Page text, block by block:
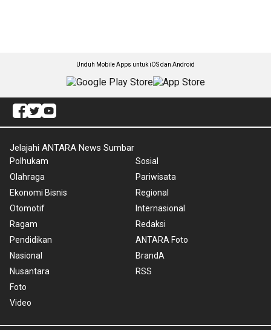
Unduh Mobile Apps untuk iOS dan Android
Jelajahi ANTARA News Sumbar
Polhukam
Olahraga
Ekonomi Bisnis
Otomotif
Ragam
Pendidikan
Nasional
Nusantara
Foto
Video
Sosial
Pariwisata
Regional
Internasional
Redaksi
ANTARA Foto
BrandA
RSS